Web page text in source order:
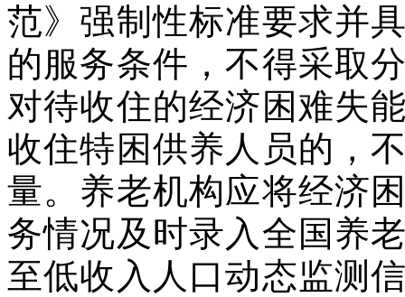
范》强制性标准要求并
的服务条件，不得采取
对待收住的经济困难失
收住特困供养人员的，
量。养老机构应将经济
务情况及时录入全国养
至低收入人口动态监测